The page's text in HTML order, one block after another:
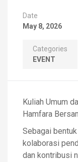
Date
May 8, 2026
Categories
EVENT
Kuliah Umum
Hamfara
Sebagai
kolaborasi
dan kontribusi